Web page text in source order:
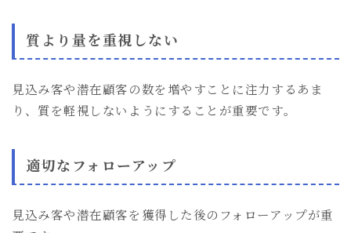
質より量を重視しない
見込み客や潜在顧客の数を増やすことに注力するあま
り、質を軽視しないようにすることが重要です。
適切なフォローアップ
見込み客や潜在顧客を獲得した後のフォローアップが重